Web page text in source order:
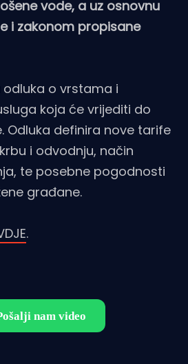
vode, a uz osnovnu
i zakonom propisane
odluka o vrstama i
koja će vrijediti do
Odluka definira nove tarife
i odvodnju, način
te posebne pogodnosti
građane.
.